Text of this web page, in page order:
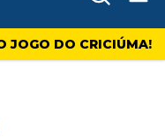
JOGO DO CRICIÚMA!